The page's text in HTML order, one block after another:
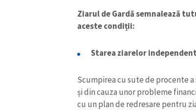
Ziarul de Gardă semnalează
aceste condiții:
Starea ziarelor
Scumpirea cu sute de procente
și din cauza unor probleme
cu un plan de redresare pentru
Mesajul